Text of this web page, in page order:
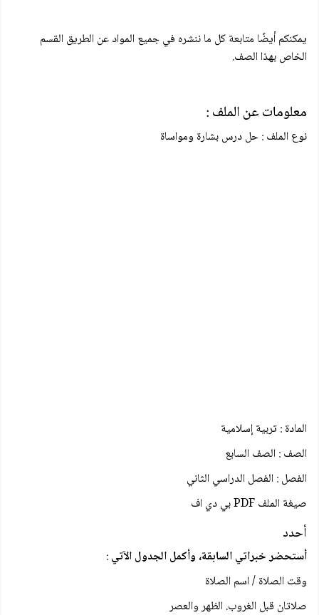
يمكنكم أيضًا متابعة كل ما ننشره في جميع المواد عن الطريق القسم
الخاص بهذا الصف.
معلومات عن الملف :
نوع الملف : حل درس بشارة ومواساة
المادة : تربية إسلامية
الصف : الصف السابع
الفصل : الفصل الدراسي الثاني
صيغة الملف PDF بي دي اف
أحدد
أستحضر خبراتي السابقة، وأكمل الجدول الآتي:
وقت الصلاة / اسم الصلاة
صلاتان قبل الغروب. الظهر والعصر